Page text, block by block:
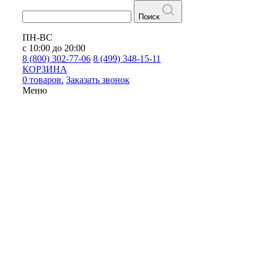
Поиск
ПН-ВС
с 10:00 до 20:00
8 (800) 302-77-06 8 (499) 348-15-11
КОРЗИНА
0 товаров. Заказать звонок
Меню